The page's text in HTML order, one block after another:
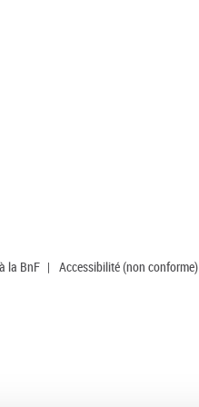
la BnF | Accessibilité (non conforme)